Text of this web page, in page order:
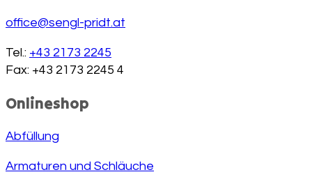
office@sengl-pridt.at
Tel.: +43 2173 2245
Fax: +43 2173 2245 4
Onlineshop
Abfüllung
Armaturen und Schläuche